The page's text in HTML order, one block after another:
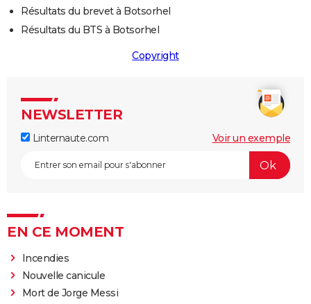
Résultats du brevet à Botsorhel
Résultats du BTS à Botsorhel
Copyright
NEWSLETTER
Linternaute.com Voir un exemple
EN CE MOMENT
Incendies
Nouvelle canicule
Mort de Jorge Messi